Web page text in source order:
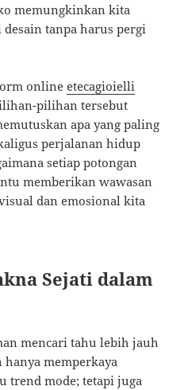
memungkinkan kita
tanpa harus pergi
onlineetecagioielli
pilihan tersebut
apa yang paling
perjalanan hidup
setiap potongan
memberikan wawasan
dan emosional kita
Sejati dalam
mencari tahu lebih jauh
memperkaya
trend mode; tetapi juga